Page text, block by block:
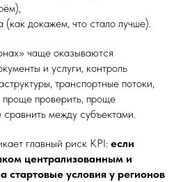
докажем, что стало лучше).
чаще оказываются
и услуги, контроль
транспортные потоки,
проверить, проще
между субъектами.
главный риск KPI: если
централизованным и
стартовые условия у регионов